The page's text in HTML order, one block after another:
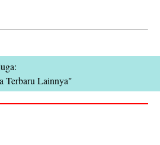
Terbaru Lainnya"